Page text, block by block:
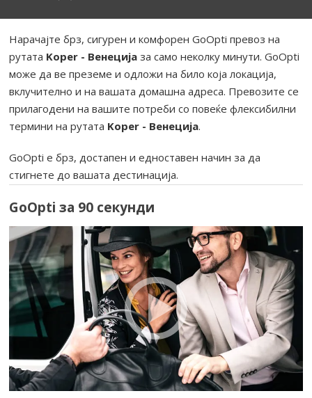
Нарачајте брз, сигурен и комфорен GoOpti превоз на
рутата Koper - Венеција за само неколку минути. GoOpti
може да ве преземе и одложи на било која локација,
вклучително и на вашата домашна адреса. Превозите се
прилагодени на вашите потреби со повеќе флексибилни
термини на рутата Koper - Венеција.
GoOpti е брз, достапен и едноставен начин за да
стигнете до вашата дестинација.
GoOpti за 90 секунди